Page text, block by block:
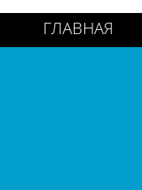
ГЛАВНАЯ